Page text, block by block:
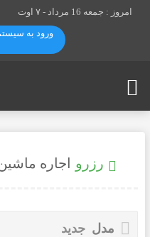
امروز : جمعه 16 مرداد -
۷ اوت
ورود به
رزرو اجاره
مدل جدید